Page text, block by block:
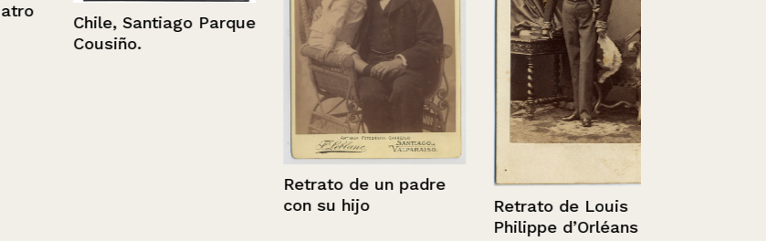
Chile, Santiago Parque
Cousiño.
Retrato de un padre
con su hijo
Retrato de Louis
Philippe d’Orléans